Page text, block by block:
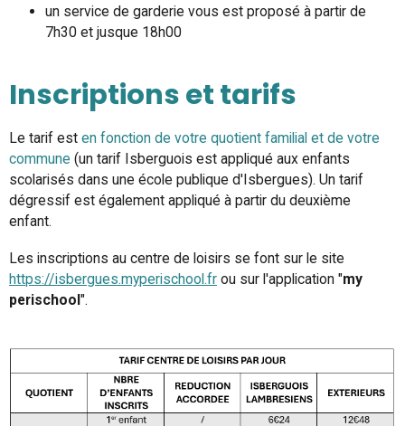
un service de garderie vous est proposé à partir de
7h30 et jusque 18h00
Inscriptions et tarifs
Le tarif est en fonction de votre quotient familial et de votre
commune (un tarif Isberguois est appliqué aux enfants
scolarisés dans une école publique d'Isbergues). Un tarif
dégressif est également appliqué à partir du deuxième
enfant.
Les inscriptions au centre de loisirs se font sur le site
https://isbergues.myperischool.fr ou sur l'application "my
perischool".